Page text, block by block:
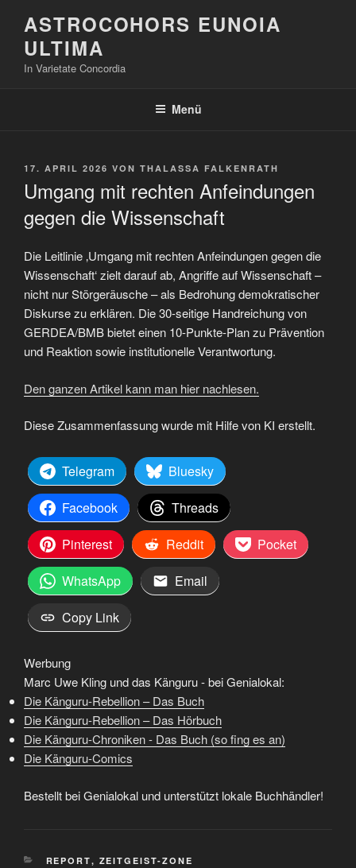
Inhalt
springen
ASTROCOHORS EUNOIA
ULTIMA
In Varietate Concordia
Menü
VERÖFFENTLICHT
17. APRIL 2026 VON THALASSA FALKENRATH
Umgang mit rechten Anfeindungen
gegen die Wissenschaft
Die Leitlinie ‚Umgang mit rechten Anfeindungen gegen die
Wissenschaft‘ zielt darauf ab, Angriffe auf Wissenschaft –
nicht nur Störgeräusche – als Bedrohung demokratischer
Diskurse zu erklären. Die 30-seitige Handreichung von
GERDEA/BMB bietet einen 10-Punkte-Plan zu Prävention
und Reaktion sowie institutionelle Verantwortung.
Den ganzen Artikel kann man hier nachlesen.
Diese Zusammenfassung wurde mit Hilfe von KI erstellt.
Telegram
Bluesky
Facebook
Threads
Pinterest
Reddit
Pocket
WhatsApp
Email
Copy Link
Werbung
Marc Uwe Kling und das Känguru - bei Genialokal:
Die Känguru-Rebellion – Das Buch
Die Känguru-Rebellion – Das Hörbuch
Die Känguru-Chroniken - Das Buch (so fing es an)
Die Känguru-Comics
Bestellt bei Genialokal und unterstützt lokale Buchhändler!
KATEGORIEN
REPORT, ZEITGEIST-ZONE